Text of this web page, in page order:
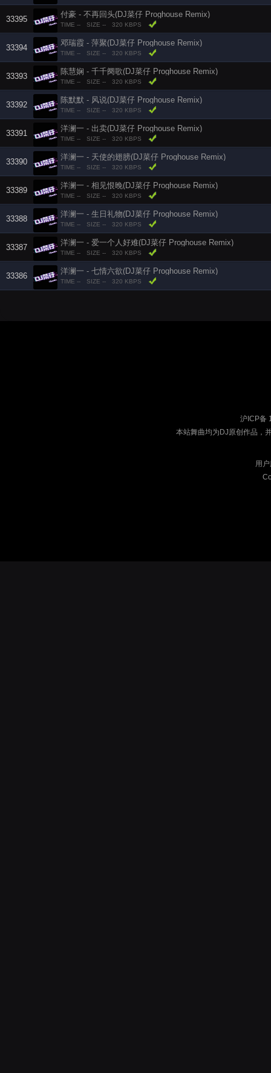
33395
付豪 - 不再回头(DJ菜仔 Proghouse Remix)
TIME -- SIZE -- 320 KBPS
33394
邓瑞霞 - 萍聚(DJ菜仔 Proghouse Remix)
TIME -- SIZE -- 320 KBPS
33393
陈慧娴 - 千千阕歌(DJ菜仔 Proghouse Remix)
TIME -- SIZE -- 320 KBPS
33392
陈默默 - 风说(DJ菜仔 Proghouse Remix)
TIME -- SIZE -- 320 KBPS
33391
洋澜一 - 出卖(DJ菜仔 Proghouse Remix)
TIME -- SIZE -- 320 KBPS
33390
洋澜一 - 天使的翅膀(DJ菜仔 Proghouse Remix)
TIME -- SIZE -- 320 KBPS
33389
洋澜一 - 相见恨晚(DJ菜仔 Proghouse Remix)
TIME -- SIZE -- 320 KBPS
33388
洋澜一 - 生日礼物(DJ菜仔 Proghouse Remix)
TIME -- SIZE -- 320 KBPS
33387
洋澜一 - 爱一个人好难(DJ菜仔 Proghouse Remix)
TIME -- SIZE -- 320 KBPS
33386
洋澜一 - 七情六欲(DJ菜仔 Proghouse Remix)
TIME -- SIZE -- 320 KBPS
沪ICP备
本站舞曲均为DJ原创作品，
用